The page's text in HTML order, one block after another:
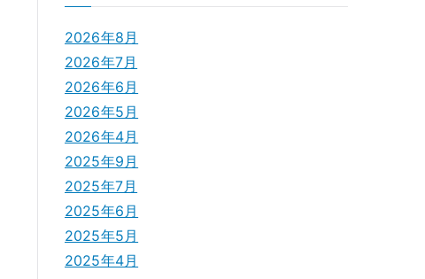
2026年8月
2026年7月
2026年6月
2026年5月
2026年4月
2025年9月
2025年7月
2025年6月
2025年5月
2025年4月